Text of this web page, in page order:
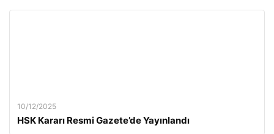
10/12/2025
HSK Kararı Resmi Gazete’de Yayınlandı